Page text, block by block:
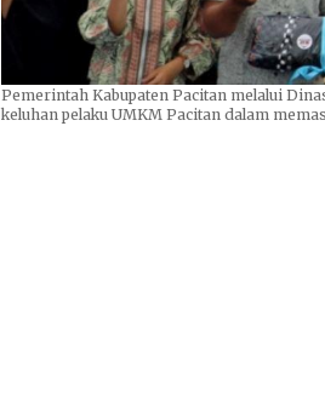
Pemerintah Kabupaten Pacitan melalui
keluhan pelaku UMKM Pacitan dalam